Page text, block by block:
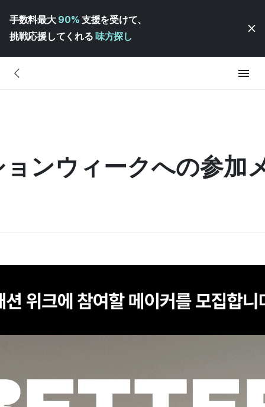
手数料最大 90% 支援を受けて、
挑戦応援してくれる 味方探し
ンウィークへの参加